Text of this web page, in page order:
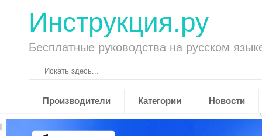
Инструкция.ру
Бесплатные руководства на русском
Производители Категории Новости